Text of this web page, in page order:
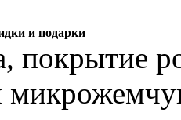
и подарки
покрытие